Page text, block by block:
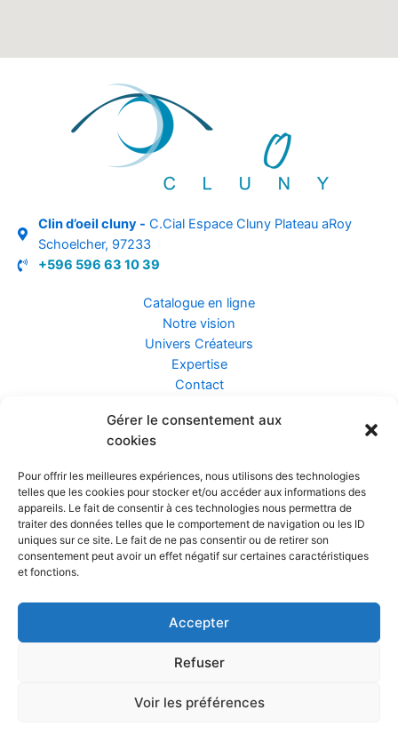
Gérer le consentement aux
cookies
Pour offrir les meilleures expériences, nous utilisons des technologies
telles que les cookies pour stocker et/ou accéder aux informations des
appareils. Le fait de consentir à ces technologies nous permettra de
traiter des données telles que le comportement de navigation ou les ID
uniques sur ce site. Le fait de ne pas consentir ou de retirer son
consentement peut avoir un effet négatif sur certaines caractéristiques
et fonctions.
Accepter
Refuser
Voir les préférences
Clin d’oeil cluny - C.Cial Espace Cluny Plateau aRoy
Schoelcher, 97233
+596 596 63 10 39
Catalogue en ligne
Notre vision
Univers Créateurs
Expertise
Contact
Assurance ZEN
Confidentialité et Données
Conditions Générales de Vente